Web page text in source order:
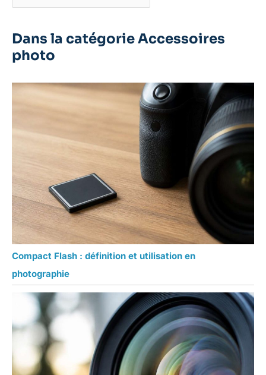
Dans la catégorie Accessoires
photo
Compact Flash : définition et utilisation en
photographie